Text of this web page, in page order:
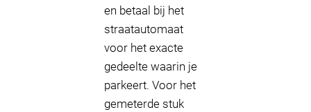
en betaal bij het
straatautomaat
voor het exacte
gedeelte waarin je
parkeert. Voor het
gemeterde stuk